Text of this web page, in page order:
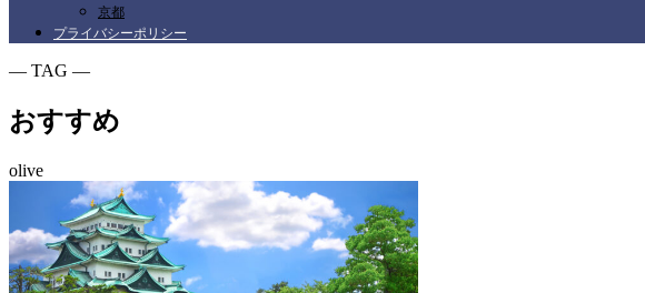
京都
プライバシーポリシー
― TAG ―
おすすめ
olive